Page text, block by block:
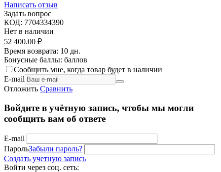
Написать отзыв
Задать вопрос
КОД: 7704334390
Нет в наличии
52 400.00 ₽
Время возврата: 10 дн.
Бонусные баллы: баллов
Сообщить мне, когда товар будет в наличии
E-mail
Отложить Сравнить
Войдите в учётную запись, чтобы мы могли
сообщить вам об ответе
E-mail
ПарольЗабыли пароль?
Создать учетную запись
Войти через соц. сеть: